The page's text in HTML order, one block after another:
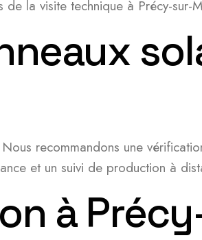
la visite technique à Précy-sur-
recommandons une
et un suivi de production à
à